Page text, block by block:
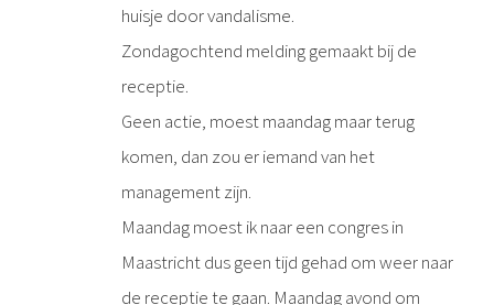
huisje door vandalisme.
Zondagochtend melding gemaakt bij de
receptie.
Geen actie, moest maandag maar terug
komen, dan zou er iemand van het
management zijn.
Maandag moest ik naar een congres in
Maastricht dus geen tijd gehad om weer naar
de receptie te gaan. Maandag avond om